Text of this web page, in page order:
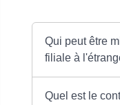
Qui peut être
filiale à
Quel est le